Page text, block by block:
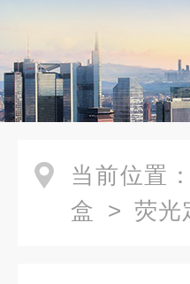
当前位置：
盒 > 荧光